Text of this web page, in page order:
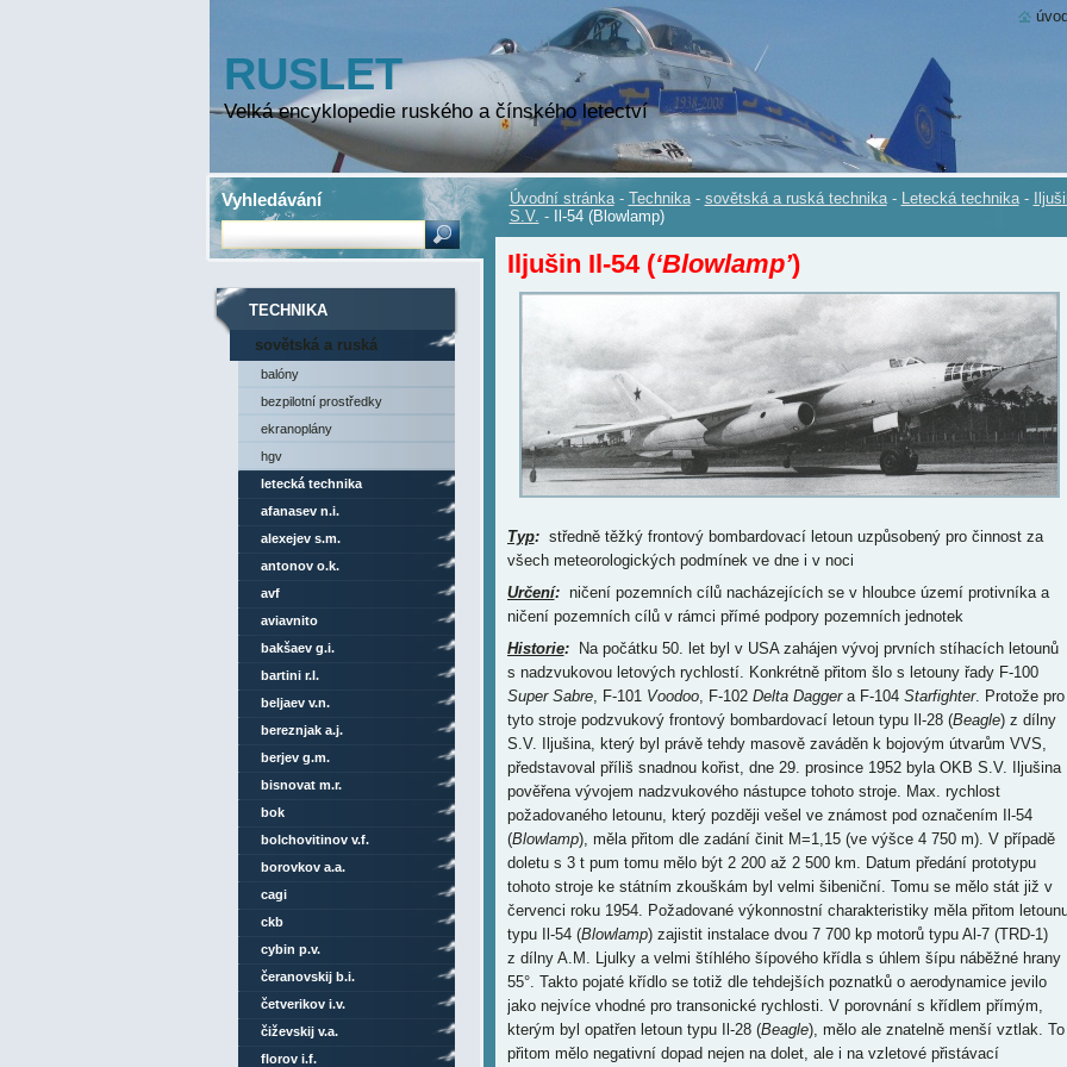
RUSLET
Velká encyklopedie ruského a čínského letectví
Úvodní stránka - Technika - sovětská a ruská technika - Letecká technika -
S.V. - Il-54 (Blowlamp)
Iljušin Il-54 (‘Blowlamp’)
Typ:středně těžký frontový bombardovací letoun uzpůsobený pro činnost za
všech meteorologických podmínek ve dne i v noci
Určení:ničení pozemních cílů nacházejících se v hloubce území protivníka a
ničení pozemních cílů v rámci přímé podpory pozemních jednotek
Historie:Na počátku 50. let byl v USA zahájen vývoj prvních stíhacích letounů
s nadzvukovou letových rychlostí. Konkrétně přitom šlo s letouny řady F-100
Super Sabre, F-101 Voodoo, F-102 Delta Daggera F-104 Starfighter. Protože pro
tyto stroje podzvukový frontový bombardovací letoun typu Il-28 (Beagle) z dílny
S.V. Iljušina, který byl právě tehdy masově zaváděn k bojovým útvarům VVS,
představoval příliš snadnou kořist, dne 29. prosince 1952 byla OKB S.V. Iljušina
pověřena vývojem nadzvukového nástupce tohoto stroje. Max. rychlost
požadovaného letounu, který později vešel ve známost pod označením Il-54
(Blowlamp), měla přitom dle zadání činit M=1,15 (ve výšce 4 750 m). V případě
doletu s 3 t pum tomu mělo být 2 200 až 2 500 km. Datum předání prototypu
tohoto stroje ke státním zkouškám byl velmi šibeniční. Tomu se mělo stát již v
červenci roku 1954. Požadované výkonnostní charakteristiky měla přitom
typu Il-54 (Blowlamp) zajistit instalace dvou 7 700 kp motorů typu Al-7 (TRD-1)
z dílny A.M. Ljulky a velmi štíhlého šípového křídla s úhlem šípu náběžné hrany
55°. Takto pojaté křídlo se totiž dle tehdejších poznatků o aerodynamice jevilo
jako nejvíce vhodné pro transonické rychlosti. V porovnání s křídlem přímým,
kterým byl opatřen letoun typu Il-28 (Beagle), mělo ale znatelně menší vztlak. To
přitom mělo negativní dopad nejen na dolet, ale i na vzletové přistávací
TECHNIKA
sovětská a ruská
technika
balóny
bezpilotní prostředky
ekranoplány
hgv
letecká technika
afanasev n.i.
alexejev s.m.
antonov o.k.
avf
aviavnito
bakšaev g.i.
bartini r.l.
beljaev v.n.
bereznjak a.j.
berjev g.m.
bisnovat m.r.
bok
bolchovitinov v.f.
borovkov a.a.
cagi
ckb
cybin p.v.
čeranovskij b.i.
četverikov i.v.
čiževskij v.a.
florov i.f.
Vyhledávání